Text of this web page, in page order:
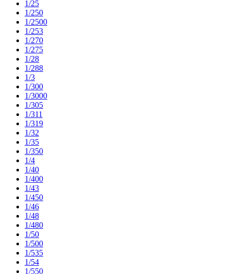
1/25
1/250
1/2500
1/253
1/270
1/275
1/28
1/288
1/3
1/300
1/3000
1/305
1/311
1/319
1/32
1/35
1/350
1/4
1/40
1/400
1/43
1/450
1/46
1/48
1/480
1/50
1/500
1/535
1/54
1/550